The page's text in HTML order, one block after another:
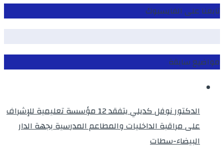
تابعنا على الفايسبوك
مواضيع سابقة
الدكتور نوفل كديلي يتفقد 12 مؤسسة تعليمية للإشراف
على مراقبة الداخليات والمطاعم المدرسية بجهة الدار
البيضاء-سطات